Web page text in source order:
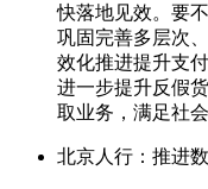
快落地见效。要
巩固完善多层次
效化推进提升支
进一步提升反假
取业务，满足社
北京人行：推进